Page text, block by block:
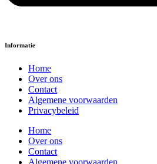
Informatie
Home
Over ons
Contact
Algemene voorwaarden
Privacybeleid
Home
Over ons
Contact
Algemene voorwaarden